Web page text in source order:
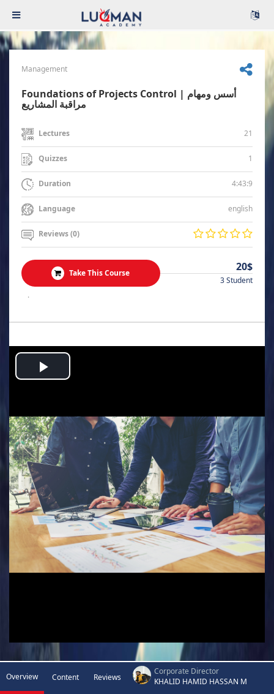
Management
Foundations of Projects Control | أسس ومهام
مراقبة المشاريع
Lectures 21
Quizzes 1
Duration 4:43:9
Language english
Reviews (0)
Take This Course 20$
3 Student
.
Play
Overview Content Reviews
Corporate Director
KHALID HAMID HASSAN M